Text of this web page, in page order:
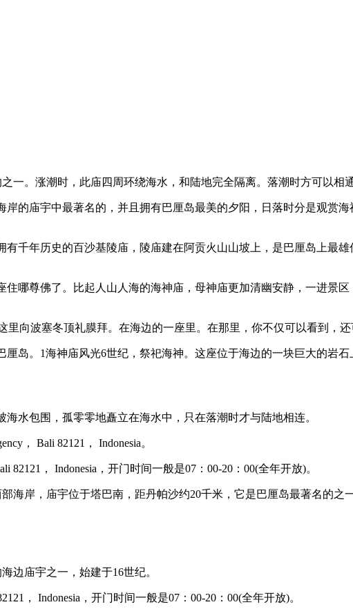
一。涨潮时，此庙四周环绕海水，和陆地完全隔离。落潮时方可以相
的庙宇中最著名的，并且拥有巴厘岛最美的夕阳，日落时分是观赏
千年历史的百沙基陵庙，陵庙建在阿贡火山山坡上，是巴厘岛上最
哪尊佛了。比起人山人海的海神庙，母神庙更加清幽安静，一进景
向波塞冬顶礼膜拜。在海边的一座里。在那里，你不仅可以看到，
岛。1海神庙风光6世纪，祭祀海神。这座位于海边的一块巨大的岩石
水包围，孤零零地矗立在海水中，只在落潮时才与陆地相连。
， Bali 82121， Indonesia。
82121， Indonesia，开门时间一般是07：00-20：00(全年开放)。
海岸，庙宇位于塔巴南，距丹帕沙约20千米，它是巴厘岛最著名的之
边庙宇之一，始建于16世纪。
， Indonesia，开门时间一般是07：00-20：00(全年开放)。